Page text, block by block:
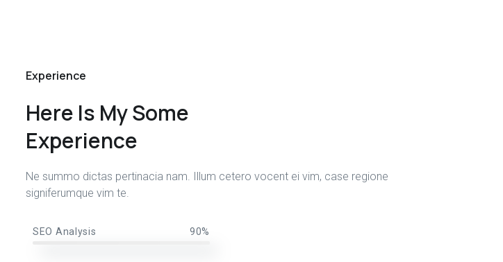
Experience
Here Is My Some
Experience
Ne summo dictas pertinacia nam. Illum cetero vocent ei vim, case regione
signiferumque vim te.
SEO Analysis 90%